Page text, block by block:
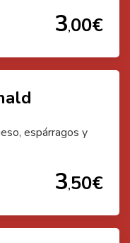
3,00€
espárragos y
3,50€